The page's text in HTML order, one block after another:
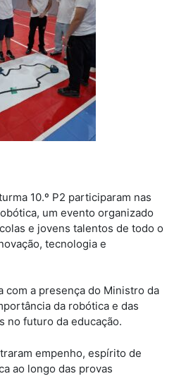
10.º P2 participaram nas
um evento organizado
e jovens talentos de todo o
tecnologia e
com a presença do Ministro da
da robótica e das
no futuro da educação.
empenho, espírito de
ao longo das provas